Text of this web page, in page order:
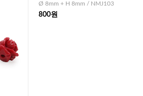
Ø 8mm + H 8mm / NMJ103
800원